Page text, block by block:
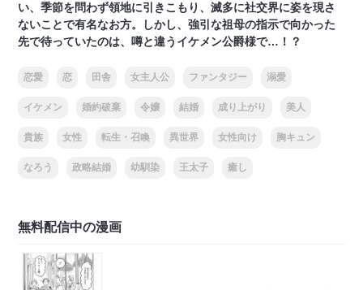
い、季節を問わず領地に引きこもり、滅多に社交界に姿を現さ
ないことで有名なお方。しかし、強引な祖母の指示で向かった
先で待っていたのは、噂と違うイケメン公爵様で…！？
恋愛 恋 田舎 女主人公 ファンタジー 溺愛
イケメン 婚約破棄 令嬢 結婚 成り上がり 美人
貴族 女性 転生・召喚 異世界 女性向け 胸キュン
なろう 政略結婚 幼馴染 王太子 癒し
無料配信中の漫画